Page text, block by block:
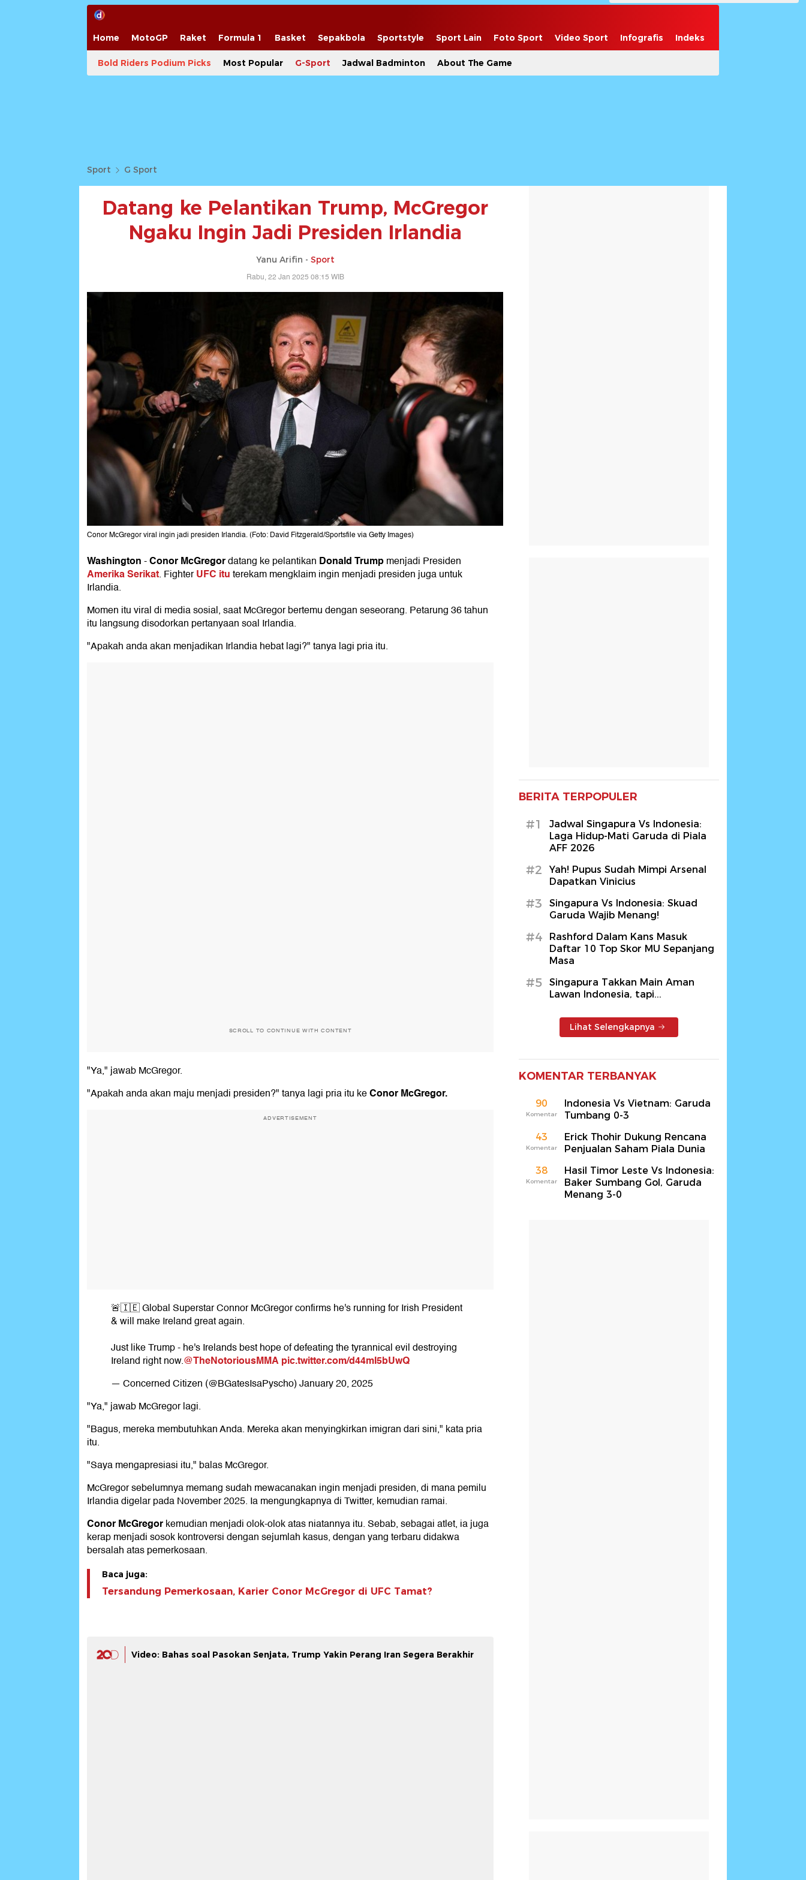
Home MotoGP Raket Formula 1 Basket Sepakbola Sportstyle Sport Lain Foto Sport Video Sport Infografis Indeks
Bold Riders Podium Picks Most Popular G-Sport Jadwal Badminton About The Game
Sport G Sport
Datang ke Pelantikan Trump, McGregor
Ngaku Ingin Jadi Presiden Irlandia
Yanu Arifin - Sport
Rabu, 22 Jan 2025 08:15 WIB
Conor McGregor viral ingin jadi presiden Irlandia. (Foto: David Fitzgerald/Sportsfile via Getty Images)
Washington-Conor McGregordatang ke pelantikan Donald Trumpmenjadi Presiden
Amerika Serikat. FighterUFC ituterekam mengklaim ingin menjadi presiden juga untuk
Irlandia.
Momen itu viral di media sosial, saat McGregor bertemu dengan seseorang. Petarung 36 tahun
itu langsung disodorkan pertanyaan soal Irlandia.
"Apakah anda akan menjadikan Irlandia hebat lagi?" tanya lagi pria itu.
SCROLL TO CONTINUE WITH CONTENT
"Ya," jawab McGregor.
"Apakah anda akan maju menjadi presiden?" tanya lagi pria itu keConor McGregor.
ADVERTISEMENT
🚨🇮🇪 Global Superstar Connor McGregor confirms he's running for Irish President
& will make Ireland great again.
Just like Trump - he's Irelands best hope of defeating the tyrannical evil destroying
Ireland right now.@TheNotoriousMMApic.twitter.com/d44mI5bUwQ
— Concerned Citizen (@BGatesIsaPyscho)January 20, 2025
"Ya," jawab McGregor lagi.
"Bagus, mereka membutuhkan Anda. Mereka akan menyingkirkan imigran dari sini," kata pria
itu.
"Saya mengapresiasi itu," balas McGregor.
McGregor sebelumnya memang sudah mewacanakan ingin menjadi presiden, di mana pemilu
Irlandia digelar pada November 2025. Ia mengungkapnya di Twitter, kemudian ramai.
Conor McGregorkemudian menjadi olok-olok atas niatannya itu. Sebab, sebagai atlet, ia juga
kerap menjadi sosok kontroversi dengan sejumlah kasus, dengan yang terbaru didakwa
bersalah atas pemerkosaan.
Baca juga:
Tersandung Pemerkosaan, Karier Conor McGregor di UFC Tamat?
Video: Bahas soal Pasokan Senjata, Trump Yakin Perang Iran Segera Berakhir
BERITA TERPOPULER
#1
Jadwal Singapura Vs Indonesia:
Laga Hidup-Mati Garuda di Piala
AFF 2026
#2
Yah! Pupus Sudah Mimpi Arsenal
Dapatkan Vinicius
#3
Singapura Vs Indonesia: Skuad
Garuda Wajib Menang!
#4
Rashford Dalam Kans Masuk
Daftar 10 Top Skor MU Sepanjang
Masa
#5
Singapura Takkan Main Aman
Lawan Indonesia, tapi...
Lihat Selengkapnya
KOMENTAR TERBANYAK
90
Komentar
Indonesia Vs Vietnam: Garuda
Tumbang 0-3
43
Komentar
Erick Thohir Dukung Rencana
Penjualan Saham Piala Dunia
38
Komentar
Hasil Timor Leste Vs Indonesia:
Baker Sumbang Gol, Garuda
Menang 3-0